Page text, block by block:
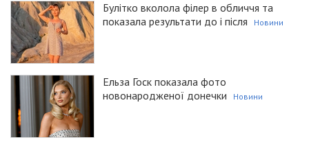
Булітко вколола філер в обличчя та
показала результати до і після
Новини
Ельза Госк показала фото
новонародженої донечки
Новини